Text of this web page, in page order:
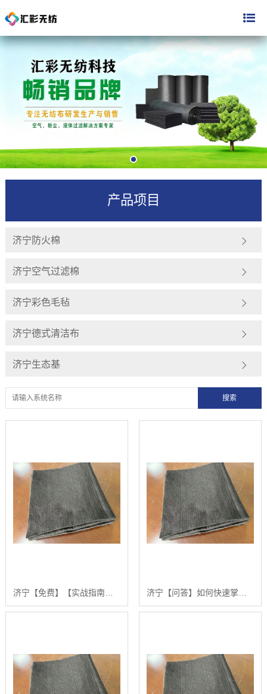
产品项目
济宁防火棉
济宁空气过滤棉
济宁彩色毛毡
济宁德式清洁布
济宁生态基
济宁【免费】【实战指南】如何高效获取和筛选高质量“防火棉新闻”的权威信息【有哪些?】